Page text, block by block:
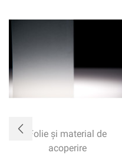
bule.flip și mai mult.Cu
mm, instalatorii pot aplica
secțiune a vehiculului
clienților încredere cu
aplicații verticale.
Folie și material de
acoperire